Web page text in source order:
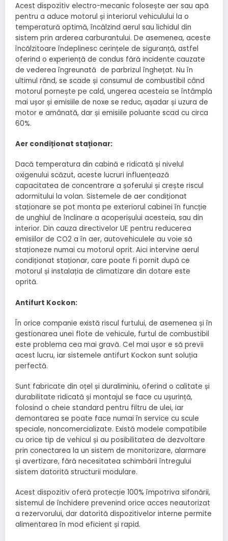
Acest dispozitiv electro-mecanic folosește aer sau apă
pentru a aduce motorul și interiorul vehiculului la o
temperatură optimă, încălzind aerul sau lichidul din
sistem prin arderea carburantului. De asemenea, aceste
încălzitoare îndeplinesc cerințele de siguranță, astfel
oferind o experiență de condus fără incidente cauzate
de vederea îngreunată de parbrizul înghețat. Nu în
ultimul rând, se scade și consumul de combustibil când
motorul pornește pe cald, ungerea acesteia se întâmplă
mai ușor și emisiile de noxe se reduc, așadar și uzura de
motor e amânată, dar și emisiile poluante scad cu circa
60%.
Aer condiționat staționar:
Dacă temperatura din cabină e ridicată și nivelul
oxigenului scăzut, aceste lucruri influențează
capacitatea de concentrare a șoferului și crește riscul
adormitului la volan. Sistemele de aer condiționat
staționare se pot monta pe exteriorul cabinei în funcție
de unghiul de înclinare a acoperișului acesteia, sau din
interior. Din cauza directivelor UE pentru reducerea
emisiilor de CO2 a în aer, autovehiculele au voie să
staționeze numai cu motorul oprit. Aici intervine aerul
condiționat staționar, care poate fi pornit după ce
motorul și instalația de climatizare din dotare este
oprită.
Antifurt Kockon:
În orice companie există riscul furtului, de asemenea și în
gestionarea unei flote de vehicule, furtul de combustibil
este problema cea mai gravă. Cel mai ușor e să previi
acest lucru, iar sistemele antifurt Kockon sunt soluția
perfectă.
Sunt fabricate din oțel și duraliminiu, oferind o calitate și
durabilitate ridicată și montajul se face cu ușurință,
folosind o cheie standard pentru filtru de ulei, iar
demontarea se poate face numai în service cu scule
speciale, noncomercializate. Există modele compatibile
cu orice tip de vehicul și au posibilitatea de dezvoltare
prin conectarea la un sistem de monitorizare, alarmare
și avertizare, fără necesitatea schimbării întregului
sistem datorită structurii modulare.
Acest dispozitiv oferă protecție 100% împotriva sifonării,
sistemul de închidere prevenind orice acces neautorizat
a rezervorului, dar datorită dispozitivelor interne permite
alimentarea în mod eficient și rapid.